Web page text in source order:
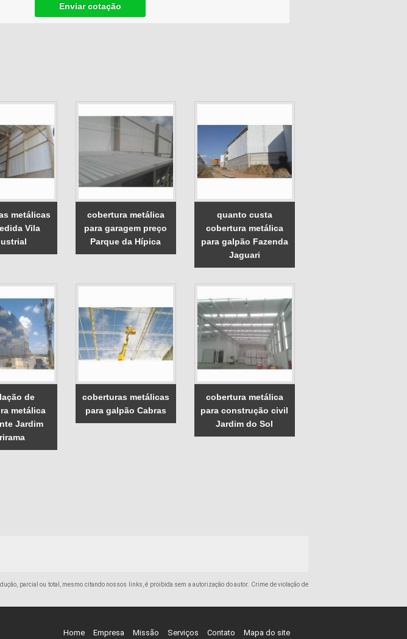
Enviar cotação
metálicas
Vila
cobertura metálica
para garagem preço
Parque da Hípica
quanto custa
cobertura metálica
para galpão Fazenda
Jaguari
de
metálica
Jardim
coberturas metálicas
para galpão Cabras
cobertura metálica
para construção civil
Jardim do Sol
parcial ou total, mesmo citando nossos links, é proibida sem a autorização do autor. Crime de violação de
Home Empresa Missão Serviços Contato Mapa do site